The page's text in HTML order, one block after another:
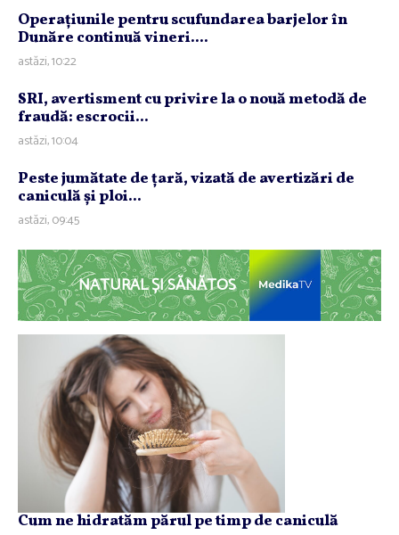
Operaţiunile pentru scufundarea barjelor în
Dunăre continuă vineri....
astăzi, 10:22
SRI, avertisment cu privire la o nouă metodă de
fraudă: escrocii...
astăzi, 10:04
Peste jumătate de ţară, vizată de avertizări de
caniculă şi ploi...
astăzi, 09:45
NATURAL ȘI SĂNĂTOS
Cum ne hidratăm părul pe timp de caniculă